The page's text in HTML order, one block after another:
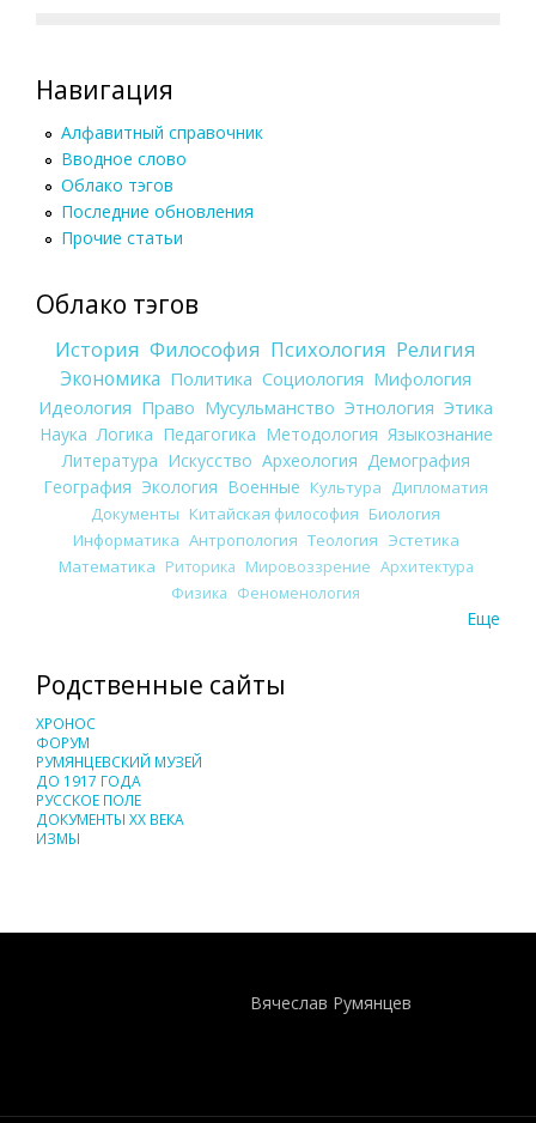
Навигация
Алфавитный справочник
Вводное слово
Облако тэгов
Последние обновления
Прочие статьи
Облако тэгов
История Философия Психология Религия
Экономика Политика Социология Мифология
Идеология Право Мусульманство Этнология Этика
Наука Логика Педагогика Методология Языкознание
Литература Искусство Археология Демография
География Экология Военные Культура
Дипломатия
Документы Китайская философия Биология
Информатика Антропология Теология Эстетика
Математика Риторика Мировоззрение Архитектура
Физика Феноменология
Еще
Родственные сайты
ХРОНОС
ФОРУМ
РУМЯНЦЕВСКИЙ МУЗЕЙ
ДО 1917 ГОДА
РУССКОЕ ПОЛЕ
ДОКУМЕНТЫ XX ВЕКА
ИЗМЫ
Вячеслав Румянцев